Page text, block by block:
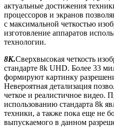
актуальные достижения
процессоров и экранов
с максимальной четкостью
изготовление аппаратов
технологии.
8К.Сверхвысокая четкость
стандарте 8k UHD. Более 33
формируют картинку
Невероятная детализация
четкое и реалистичное видео.
использованию стандарта 8k
техники, а также пока еще не
выпускаемого в данном